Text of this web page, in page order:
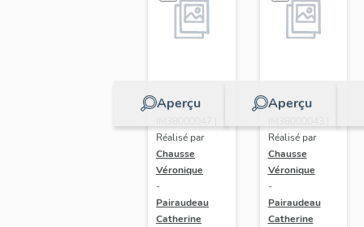
Aperçu
Dossier
Réalisé par
Chausse
Véronique
-
Pairaudeau
Catherine
Aperçu
Dossier
Réalisé par
Chausse
Véronique
-
Pairaudeau
Catherine